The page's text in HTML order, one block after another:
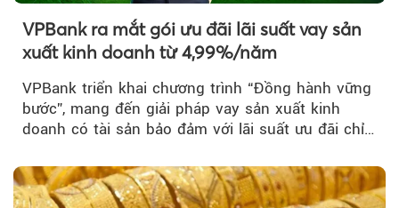
VPBank ra mắt gói ưu đãi lãi suất vay sản
xuất kinh doanh từ 4,99%/năm
VPBank triển khai chương trình “Đồng hành vững
bước”, mang đến giải pháp vay sản xuất kinh
doanh có tài sản bảo đảm với lãi suất ưu đãi chỉ